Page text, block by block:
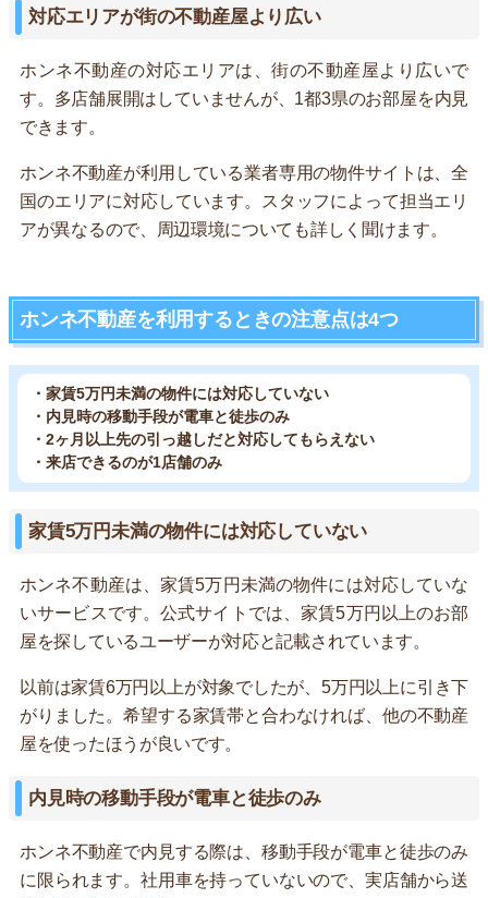
対応エリアが街の不動産屋より広い
ホンネ不動産の対応エリアは、街の不動産屋より広いで
す。多店舗展開はしていませんが、1都3県のお部屋を内見
できます。
ホンネ不動産が利用している業者専用の物件サイトは、全
国のエリアに対応しています。スタッフによって担当エリ
アが異なるので、周辺環境についても詳しく聞けます。
ホンネ不動産を利用するときの注意点は4つ
・家賃5万円未満の物件には対応していない
・内見時の移動手段が電車と徒歩のみ
・2ヶ月以上先の引っ越しだと対応してもらえない
・来店できるのが1店舗のみ
家賃5万円未満の物件には対応していない
ホンネ不動産は、家賃5万円未満の物件には対応していな
いサービスです。公式サイトでは、家賃5万円以上のお部
屋を探しているユーザーが対応と記載されています。
以前は家賃6万円以上が対象でしたが、5万円以上に引き下
がりました。希望する家賃帯と合わなければ、他の不動産
屋を使ったほうが良いです。
内見時の移動手段が電車と徒歩のみ
ホンネ不動産で内見する際は、移動手段が電車と徒歩のみ
に限られます。社用車を持っていないので、実店舗から送